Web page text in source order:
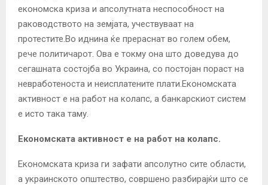
економска криза и апсолутната неспособност на
раководството на земјата, учествуваат на
протестите.Во иднина ќе прераснат во голем обем,
рече политичарот. Ова е токму она што доведува до
сегашната состојба во Украина, со постојан пораст на
невработеноста и неисплатените плати.Економската
активност е на работ на колапс, а банкарскиот систем
е исто така таму.
Економската активност е на работ на колапс.
Економската криза ги зафати апсолутно сите области,
а украинското општество, совршено разбирајќи што се